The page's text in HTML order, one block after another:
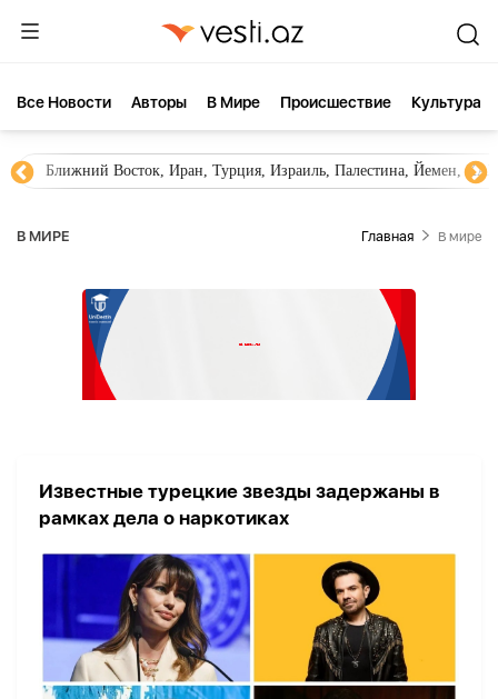
Все Новости Aвторы В Мире Происшествие Культура
Ближний Восток, Иран, Турция, Израиль, Палестина, Йемен,
В МИРЕ Главная В мире
Известные турецкие звезды задержаны в
рамках дела о наркотиках